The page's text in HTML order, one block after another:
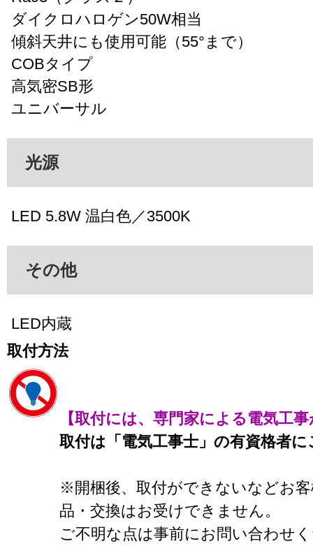
ダイクロハロゲン50W相当
傾斜天井にも使用可能（55°まで）
COBタイプ
高気密SB形
ユニバーサル
光源
LED 5.8W 温白色／3500K
その他
LED内蔵
取付方法
【取付には、専門家による電気工
取付は「電気工事士」の有資格者
※開梱後、取付ができないなどお
品・交換はお受けできません。
ご不明な点は事前にお問い合わせ